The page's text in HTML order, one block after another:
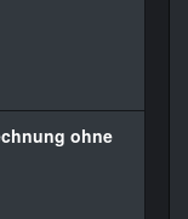
ohne